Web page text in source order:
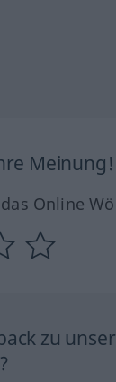
Meinung!
Online
zu